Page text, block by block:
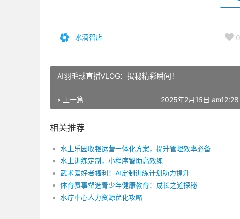
水滴智店 0
AI羽毛球直播VLOG：揭秘精彩瞬间！
« 上一篇 2025年2月15日 am12:28
相关推荐
水上乐园收银运营一体化方案，提升管理效率必备
水上训练定制，小程序智助高效练
武术爱好者福利！AI定制训练计划助力提升
体育赛事塑造青少年健康教育：成长之道探秘
水疗中心人力资源优化攻略